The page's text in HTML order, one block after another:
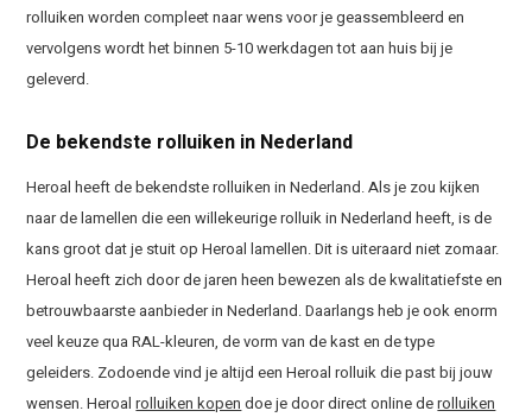
rolluiken worden compleet naar wens voor je geassembleerd en
vervolgens wordt het binnen 5-10 werkdagen tot aan huis bij je
geleverd.
De bekendste rolluiken in Nederland
Heroal heeft de bekendste rolluiken in Nederland. Als je zou kijken
naar de lamellen die een willekeurige rolluik in Nederland heeft, is de
kans groot dat je stuit op Heroal lamellen. Dit is uiteraard niet zomaar.
Heroal heeft zich door de jaren heen bewezen als de kwalitatiefste en
betrouwbaarste aanbieder in Nederland. Daarlangs heb je ook enorm
veel keuze qua RAL-kleuren, de vorm van de kast en de type
geleiders. Zodoende vind je altijd een Heroal rolluik die past bij jouw
wensen. Heroalrolluiken kopen doe je door direct online derolluiken